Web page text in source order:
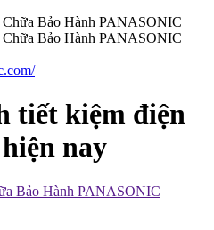
Bảo Hành PANASONIC
Bảo Hành PANASONIC
tiết kiệm điện
nay